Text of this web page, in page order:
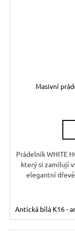
Masivní
Prádelník WHITE
který si zamilují
elegantní
Antická bílá K16 -